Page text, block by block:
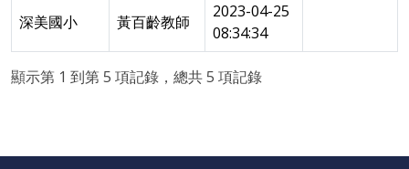
深美國小 黃百齡教師
2023-04-25
08:34:34
顯示第 1 到第 5 項記錄，總共 5 項記錄